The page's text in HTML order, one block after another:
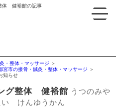
体 健裕館の記事
・整体・マッサージ
宮市の接骨・鍼灸・整体・マッサージ
知らせ
グ整体 健裕館 うつのみや
い けんゆうかん